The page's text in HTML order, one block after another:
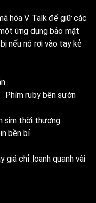
hóa V Talk để giữ các
ứng dụng bảo mật
nếu nó rơi vào tay kẻ
Phím ruby bên sườn
sim thời thượng
bền bỉ
giá chỉ loanh quanh vài